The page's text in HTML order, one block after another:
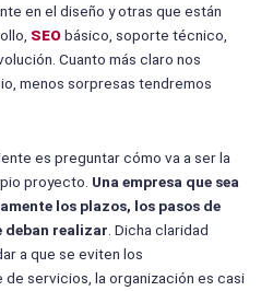
en el diseño y otras que están
SEObásico, soporte técnico,
Cuanto más claro nos
menos sorpresas tendremos
es preguntar cómo va a ser la
proyecto. Una empresa que sea
los plazos, los pasos de
deban realizar . Dicha claridad
a que se eviten los
de servicios, la organización es casi